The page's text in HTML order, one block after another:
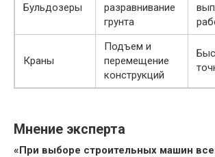
Бульдозеры
разравнивание
грунта
Краны
Подъем и
перемещение
конструкций
Мнение эксперта
«При выборе строительных машин